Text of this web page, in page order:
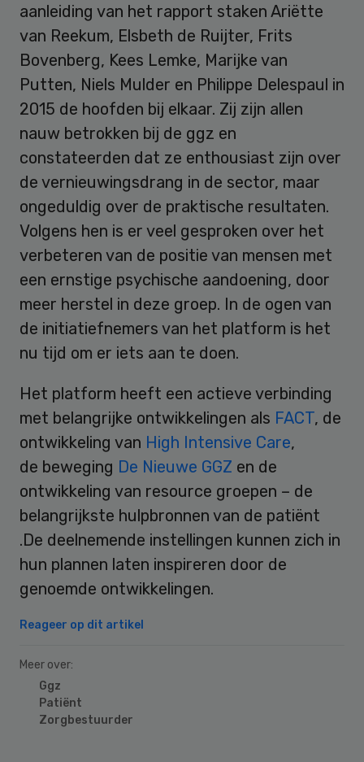
aanleiding van het rapport staken Ariëtte
van Reekum, Elsbeth de Ruijter, Frits
Bovenberg, Kees Lemke, Marijke van
Putten, Niels Mulder en Philippe Delespaul in
2015 de hoofden bij elkaar. Zij zijn allen
nauw betrokken bij de ggz en
constateerden dat ze enthousiast zijn over
de vernieuwingsdrang in de sector, maar
ongeduldig over de praktische resultaten.
Volgens hen is er veel gesproken over het
verbeteren van de positie van mensen met
een ernstige psychische aandoening, door
meer herstel in deze groep. In de ogen van
de initiatiefnemers van het platform is het
nu tijd om er iets aan te doen.
Het platform heeft een actieve verbinding
met belangrijke ontwikkelingen als FACT, de
ontwikkeling van High Intensive Care,
de beweging De Nieuwe GGZ en de
ontwikkeling van resource groepen – de
belangrijkste hulpbronnen van de patiënt
.De deelnemende instellingen kunnen zich in
hun plannen laten inspireren door de
genoemde ontwikkelingen.
Reageer op dit artikel
Meer over:
Ggz
Patiënt
Zorgbestuurder